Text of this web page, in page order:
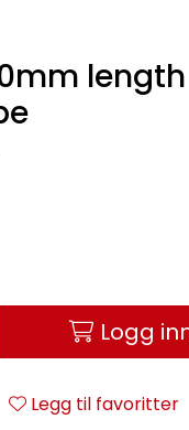
Logg
Legg til favoritter